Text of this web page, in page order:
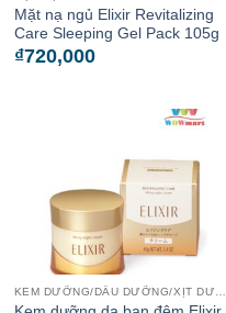
Mặt nạ ngủ Elixir Revitalizing
Care Sleeping Gel Pack 105g
₫720,000
KEM DƯỠNG/DẦU DƯỠNG/XỊT DƯỠNG